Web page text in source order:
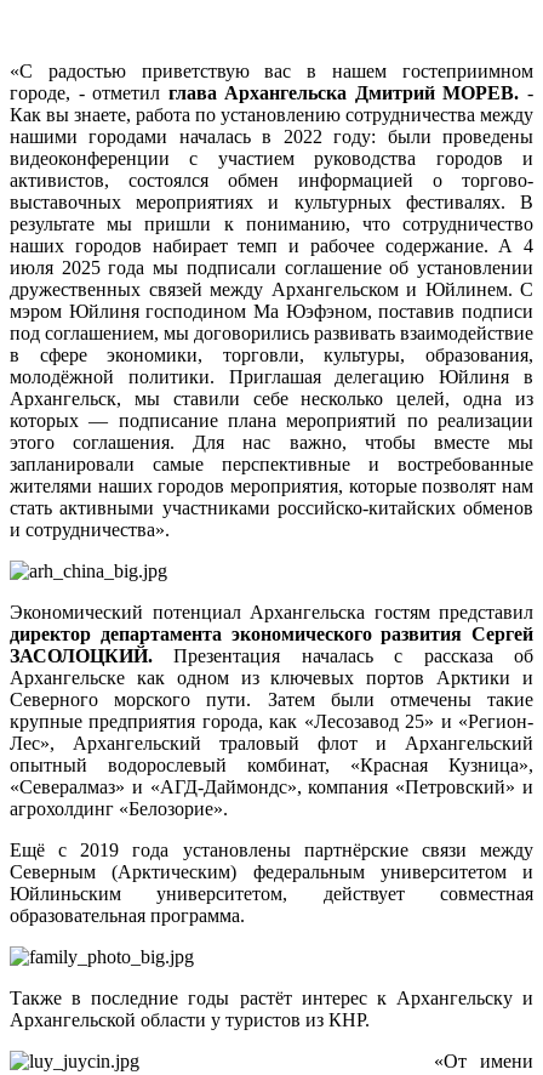
«С радостью приветствую вас в нашем гостеприимном
городе, - отметил глава Архангельска Дмитрий МОРЕВ.-
Как вы знаете, работа по установлению сотрудничества между
нашими городами началась в 2022 году: были проведены
видеоконференции с участием руководства городов и
активистов, состоялся обмен информацией о торгово-
выставочных мероприятиях и культурных фестивалях. В
результате мы пришли к пониманию, что сотрудничество
наших городов набирает темп и рабочее содержание. А 4
июля 2025 года мы подписали соглашение об установлении
дружественных связей между Архангельском и Юйлинем. С
мэром Юйлиня господином Ма Юэфэном, поставив подписи
под соглашением, мы договорились развивать взаимодействие
в сфере экономики, торговли, культуры, образования,
молодёжной политики. Приглашая делегацию Юйлиня в
Архангельск, мы ставили себе несколько целей, одна из
которых — подписание плана мероприятий по реализации
этого соглашения. Для нас важно, чтобы вместе мы
запланировали самые перспективные и востребованные
жителями наших городов мероприятия, которые позволят нам
стать активными участниками российско-китайских обменов
и сотрудничества».
Экономический потенциал Архангельска гостям представил
директор департамента экономического развития Сергей
ЗАСОЛОЦКИЙ. Презентация началась с рассказа об
Архангельске как одном из ключевых портов Арктики и
Северного морского пути. Затем были отмечены такие
крупные предприятия города, как «Лесозавод 25» и «Регион-
Лес», Архангельский траловый флот и Архангельский
опытный водорослевый комбинат, «Красная Кузница»,
«Севералмаз» и «АГД-Даймондс», компания «Петровский» и
агрохолдинг «Белозорие».
Ещё с 2019 года установлены партнёрские связи между
Северным (Арктическим) федеральным университетом и
Юйлиньским университетом, действует совместная
образовательная программа.
Также в последние годы растёт интерес к Архангельску и
Архангельской области у туристов из КНР.
«От имени